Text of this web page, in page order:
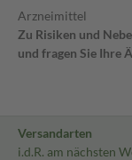
Arzneimittel
Zu Risiken und
und fragen Sie Ihre
Versandarten
i.d.R. am nächsten